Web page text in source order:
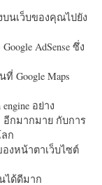
บนเว็บของคุณไปยัง
AdSense ซึ่ง
Google Maps
อย่าง
กมากมาย กับการ
ก
งหน้าตาเว็บไซต์
ได้ดีมาก